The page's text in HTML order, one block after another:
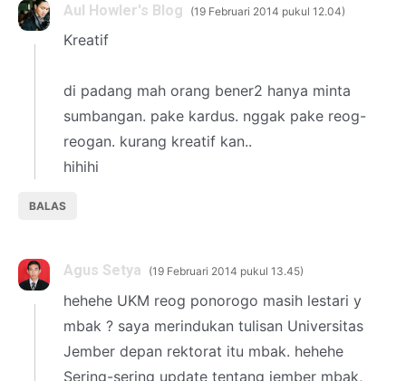
Aul Howler's Blog 19 Februari 2014 pukul 12.04
Kreatif
di padang mah orang bener2 hanya minta
sumbangan. pake kardus. nggak pake reog-
reogan. kurang kreatif kan..
hihihi
BALAS
Agus Setya 19 Februari 2014 pukul 13.45
hehehe UKM reog ponorogo masih lestari y
mbak ? saya merindukan tulisan Universitas
Jember depan rektorat itu mbak. hehehe
Sering-sering update tentang jember mbak,